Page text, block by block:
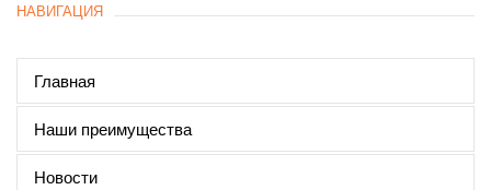
НАВИГАЦИЯ
Главная
Наши преимущества
Новости